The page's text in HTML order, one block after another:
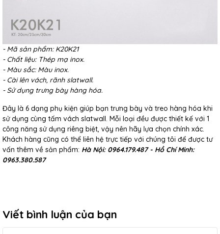
- Mã sản phẩm: K20K21
- Chất liệu: Thép mạ inox.
- Màu sắc: Màu inox.
- Cài lên vách, rãnh slatwall.
- Sử dụng trưng bày hàng hóa.
Đây là 6 dạng phụ kiện giúp bạn trưng bày và treo hàng hóa khi
sử dụng cùng tấm vách slatwall. Mỗi loại đều được thiết kế với 1
công năng sử dụng riêng biệt, vậy nên hãy lựa chọn chính xác.
Khách hàng cũng có thể liên hệ trực tiếp với chúng tôi để được tư
vấn thêm về sản phẩm: Hà Nội: 0964.179.487 - Hồ Chí Minh:
0963.380.587
Viết bình luận của bạn